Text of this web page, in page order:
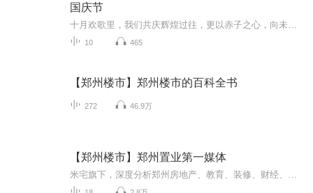
国庆节
10 465
【郑州楼市】郑州楼市的百科全书
272 46.9万
【郑州楼市】郑州置业第一媒体